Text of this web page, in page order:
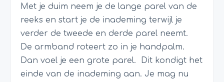
Met je duim neem je de lange parel van de
reeks en start je de inademing terwijl je
verder de tweede en derde parel neemt.
De armband roteert zo in je handpalm.
Dan voel je een grote parel. Dit kondigt het
einde van de inademing aan. Je mag nu